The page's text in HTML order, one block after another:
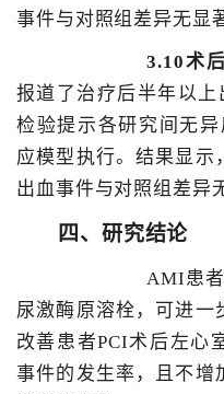
事件与对照组差异无显
3.10术
报道了治疗后半年以
检验提示各研究间无
应模型执行。结果显示
出血事件与对照组差异
四、研究结论
AMI患
尿激酶原溶栓，可进一
改善患者PCI术后左心
事件的发生率，且不增